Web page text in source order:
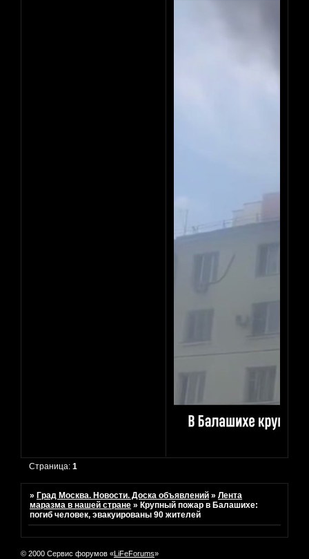
Страница:1
»Град Москва. Новости. Доска объявлений »Лента
маразма в нашей стране »Крупный пожар в Балашихе:
погиб человек, эвакуированы 90 жителей
© 2000 Сервис форумов «LiFeForums»